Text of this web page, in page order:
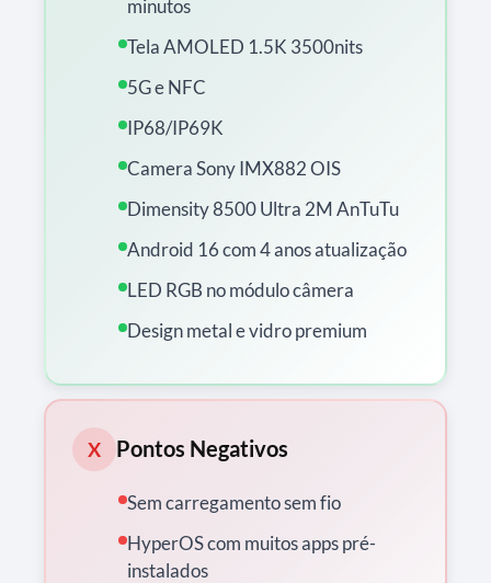
minutos
Tela AMOLED 1.5K 3500nits
5G e NFC
IP68/IP69K
Camera Sony IMX882 OIS
Dimensity 8500 Ultra 2M AnTuTu
Android 16 com 4 anos atualização
LED RGB no módulo câmera
Design metal e vidro premium
X Pontos Negativos
Sem carregamento sem fio
HyperOS com muitos apps pré-
instalados